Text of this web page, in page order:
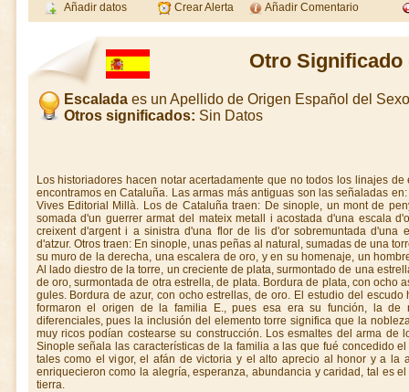
Añadir datos Crear Alerta Añadir Comentario
Otro Significado
Escaladaes un Apellido de Origen Español del
Otros significados: Sin Datos
Los historiadores hacen notar acertadamente que no todos los linajes
encontramos en Cataluña. Las armas más antiguas son las señaladas
Vives Editorial Millà. Los de Cataluña traen: De sinople, un mont de
somada d'un guerrer armat del mateix metall i acostada d'una escala
creixent d'argent i a sinistra d'una flor de lis d'or sobremuntada d'una
d'atzur. Otros traen: En sinople, unas peñas al natural, sumadas de una
su muro de la derecha, una escalera de oro, y en su homenaje, un
Al lado diestro de la torre, un creciente de plata, surmontado de una
de oro, surmontada de otra estrella, de plata. Bordura de plata, con ocho
gules. Bordura de azur, con ocho estrellas, de oro. El estudio del
formaron el origen de la familia E., pues esa era su función, la de
diferenciales, pues la inclusión del elemento torre significa que la
muy ricos podían costearse su construcción. Los esmaltes del arma de
Sinople señala las características de la familia a las que fué concedido
tales como el vigor, el afán de victoria y el alto aprecio al honor y a la
enriquecieron como la alegría, esperanza, abundancia y caridad, tal es
tierra.